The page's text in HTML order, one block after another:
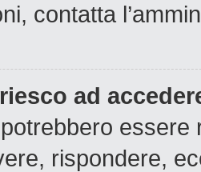
contatta
ad
rispondere,